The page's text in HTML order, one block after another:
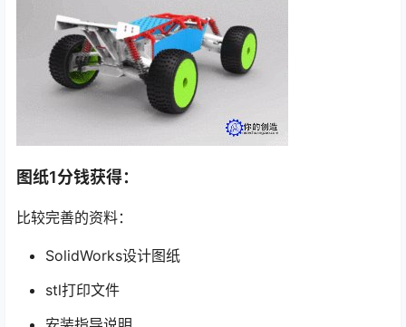
图纸1分钱获得：
比较完善的资料：
SolidWorks设计图纸
stl打印文件